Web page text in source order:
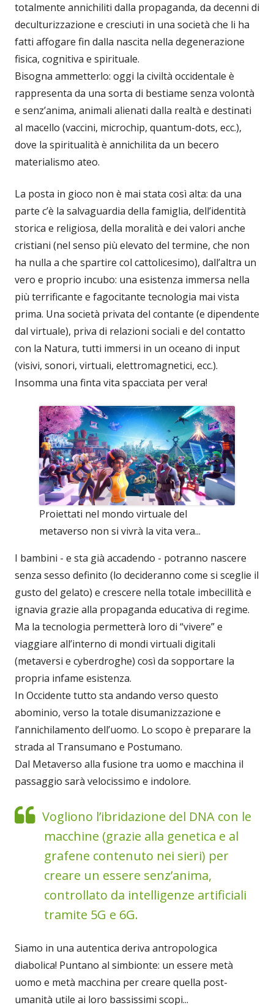
totalmente annichiliti dalla propaganda, da decenni di
deculturizzazione e cresciuti in una società che li ha
fatti affogare fin dalla nascita nella degenerazione
fisica, cognitiva e spirituale.
Bisogna ammetterlo: oggi la civiltà occidentale è
rappresenta da una sorta di bestiame senza volontà
e senz’anima, animali alienati dalla realtà e destinati
al macello (vaccini, microchip, quantum-dots, ecc.),
dove la spiritualità è annichilita da un becero
materialismo ateo.
La posta in gioco non è mai stata così alta: da una
parte c’è la salvaguardia della famiglia, dell’identità
storica e religiosa, della moralità e dei valori anche
cristiani (nel senso più elevato del termine, che non
ha nulla a che spartire col cattolicesimo), dall’altra un
vero e proprio incubo: una esistenza immersa nella
più terrificante e fagocitante tecnologia mai vista
prima. Una società privata del contante (e dipendente
dal virtuale), priva di relazioni sociali e del contatto
con la Natura, tutti immersi in un oceano di input
(visivi, sonori, virtuali, elettromagnetici, ecc.).
Insomma una finta vita spacciata per vera!
Proiettati nel mondo virtuale del
metaverso non si vivrà la vita vera...
I bambini - e sta già accadendo - potranno nascere
senza sesso definito (lo decideranno come si sceglie il
gusto del gelato) e crescere nella totale imbecillità e
ignavia grazie alla propaganda educativa di regime.
Ma la tecnologia permetterà loro di “vivere” e
viaggiare all’interno di mondi virtuali digitali
(metaversi e cyberdroghe) così da sopportare la
propria infame esistenza.
In Occidente tutto sta andando verso questo
abominio, verso la totale disumanizzazione e
l’annichilamento dell’uomo. Lo scopo è preparare la
strada al Transumano e Postumano.
Dal Metaverso alla fusione tra uomo e macchina il
passaggio sarà velocissimo e indolore.
Vogliono l’ibridazione del DNA con le
macchine (grazie alla genetica e al
grafene contenuto nei sieri) per
creare un essere senz’anima,
controllato da intelligenze artificiali
tramite 5G e 6G.
Siamo in una autentica deriva antropologica
diabolica! Puntano al simbionte: un essere metà
uomo e metà macchina per creare quella post-
umanità utile ai loro bassissimi scopi...